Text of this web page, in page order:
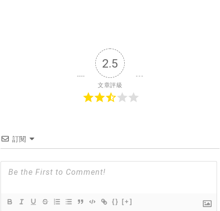
2.5
文章評級
訂閱
{} [+]